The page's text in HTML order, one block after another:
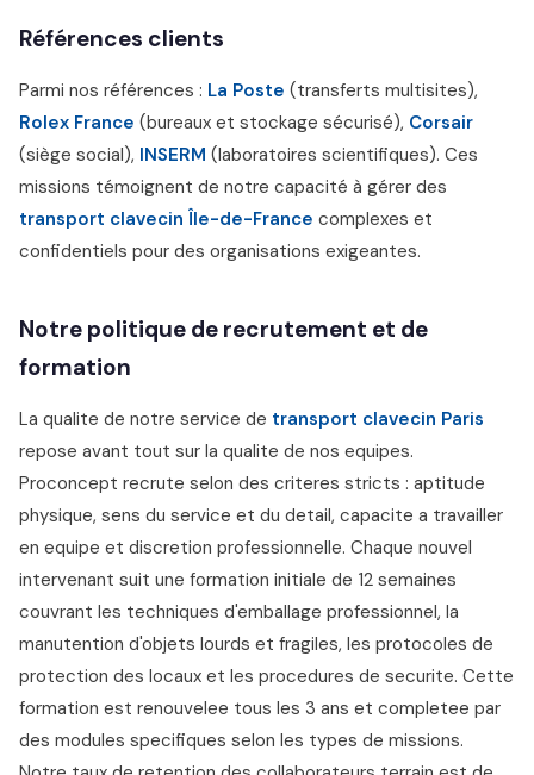
Références clients
Parmi nos références : La Poste (transferts multisites),
Rolex France (bureaux et stockage sécurisé), Corsair
(siège social), INSERM (laboratoires scientifiques). Ces
missions témoignent de notre capacité à gérer des
transport clavecin Île-de-France complexes et
confidentiels pour des organisations exigeantes.
Notre politique de recrutement et de
formation
La qualite de notre service de transport clavecin Paris
repose avant tout sur la qualite de nos equipes.
Proconcept recrute selon des criteres stricts : aptitude
physique, sens du service et du detail, capacite a travailler
en equipe et discretion professionnelle. Chaque nouvel
intervenant suit une formation initiale de 12 semaines
couvrant les techniques d'emballage professionnel, la
manutention d'objets lourds et fragiles, les protocoles de
protection des locaux et les procedures de securite. Cette
formation est renouvelee tous les 3 ans et completee par
des modules specifiques selon les types de missions.